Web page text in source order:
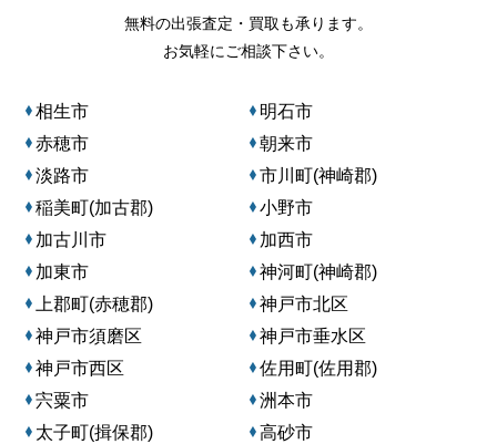
無料の出張査定・買取も承ります。
お気軽にご相談下さい。
相生市
明石市
赤穂市
朝来市
淡路市
市川町(神崎郡)
稲美町(加古郡)
小野市
加古川市
加西市
加東市
神河町(神崎郡)
上郡町(赤穂郡)
神戸市北区
神戸市須磨区
神戸市垂水区
神戸市西区
佐用町(佐用郡)
宍粟市
洲本市
太子町(揖保郡)
高砂市